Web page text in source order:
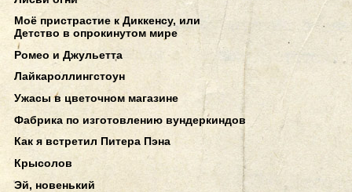
Моё пристрастие к Диккенсу, или
Детство в опрокинутом мире
Ромео и Джульетта
Лайкароллингстоун
Ужасы в цветочном магазине
Фабрика по изготовлению вундеркиндов
Как я встретил Питера Пэна
Крысолов
Эй, новенький